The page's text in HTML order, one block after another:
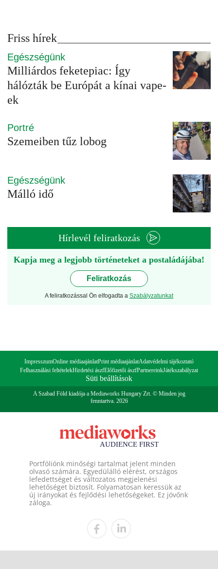
Friss hírek
Egészségünk
Milliárdos feketepiac: Így
hálózták be Európát a kínai vape-
ek
Portré
Szemeiben tűz lobog
Egészségünk
Málló idő
Hírlevél feliratkozás
Kapja meg a legjobb történeteket a postaládájába!
Feliratkozás
A feliratkozással Ön elfogadta a Szabályzatunkat
ImpresszumOnline médiaajánlatPrint médiaajánlatAdatvédelmi tájékoztató
Felhasználási feltételekHirdetési ászfElőfizetői ászfPartnereinkJátékszabályzat
Süti beállítások
A Szabad Föld kiadója a Mediaworks Hungary Zrt. © Minden jog
fenntartva. 2026
Portfóliónk minőségi tartalmat jelent minden
olvasó számára. Egyedülálló elérést, országos
lefedettséget és változatos megjelenési
lehetőséget biztosít. Folyamatosan keressük az
új irányokat és fejlődési lehetőségeket. Ez jövőnk
záloga.